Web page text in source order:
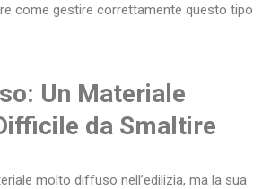
come gestire correttamente questo tipo
Un Materiale
da Smaltire
molto diffuso nell’edilizia, ma la sua